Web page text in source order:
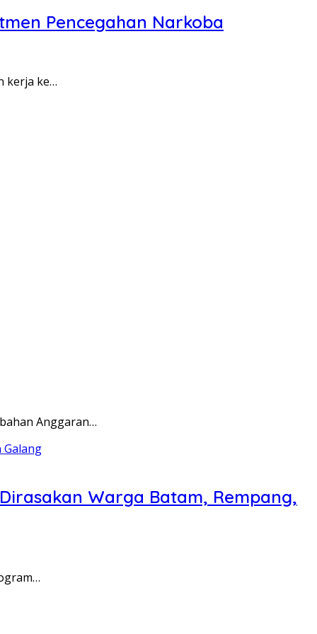
Pencegahan Narkoba
kerja ke…
Anggaran…
Warga Batam, Rempang,